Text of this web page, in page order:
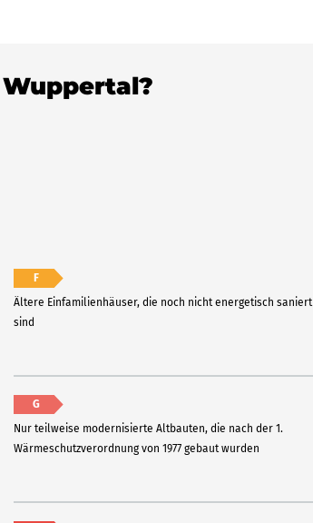
F
Ältere Einfamilienhäuser, die noch nicht energetisch saniert
sind
G
Nur teilweise modernisierte Altbauten, die nach der 1.
Wärmeschutzverordnung von 1977 gebaut wurden